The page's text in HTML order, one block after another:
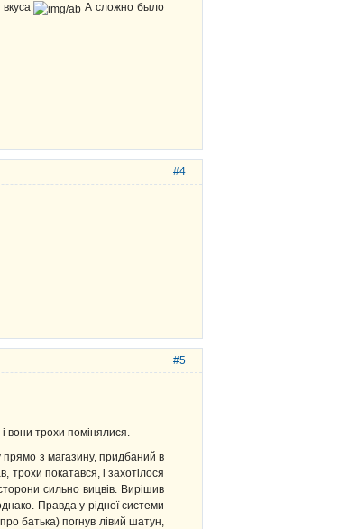
А сложно было
#4
#5
вони трохи помінялися.
прямо з магазину, придбаний в
трохи покатався, і захотілося
сильно вицвів. Вирішив
Правда у рідної системи
батька) погнув лівий шатун,